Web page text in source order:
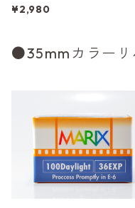
枚撮り 35mmフィルム (M042)
¥2,980
●35mmカラーリ